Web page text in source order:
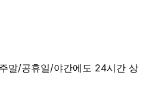
말/공휴일/야간에도 24시간 상